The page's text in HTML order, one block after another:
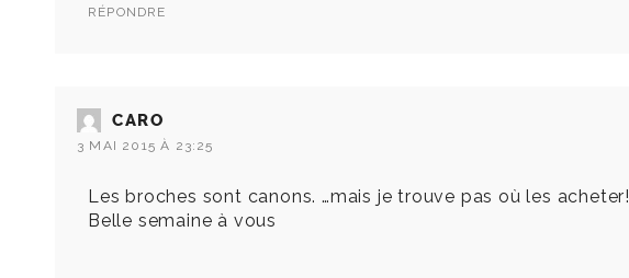
RÉPONDRE
CARO
3 MAI 2015 À 23:25
Les broches sont canons. …mais je trouve pas où les acheter!
Belle semaine à vous